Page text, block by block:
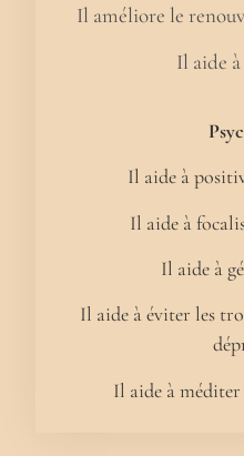
Il améliore le
Il aide
Il aide à
Il aide à
Il aide à
Il aide à éviter les
Il aide à